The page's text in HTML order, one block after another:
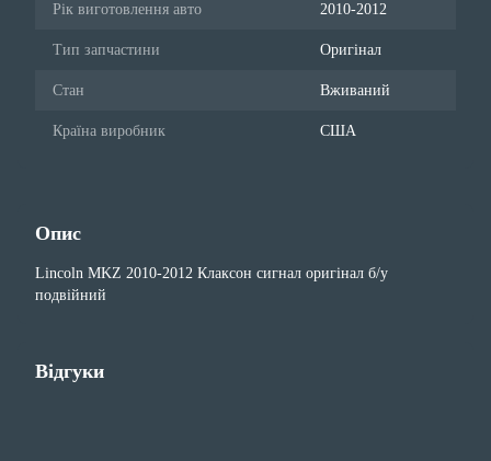
Рік виготовлення авто 2010-2012
Тип запчастини Оригінал
Стан Вживаний
Країна виробник США
Опис
Lincoln MKZ 2010-2012 Клаксон сигнал оригінал б/у
подвійний
Відгуки